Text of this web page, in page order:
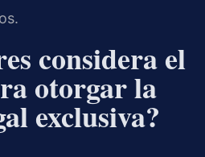
considera el
otorgar la
exclusiva?